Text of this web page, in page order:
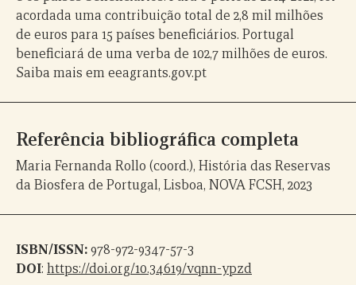
acordada uma contribuição total de 2,8 mil milhões
de euros para 15 países beneficiários. Portugal
beneficiará de uma verba de 102,7 milhões de euros.
Saiba mais em eeagrants.gov.pt
Referência bibliográfica completa
Maria Fernanda Rollo (coord.), História das Reservas
da Biosfera de Portugal, Lisboa, NOVA FCSH, 2023
ISBN/ISSN:978-972-9347-57-3
DOI: https://doi.org/10.34619/vqnn-ypzd